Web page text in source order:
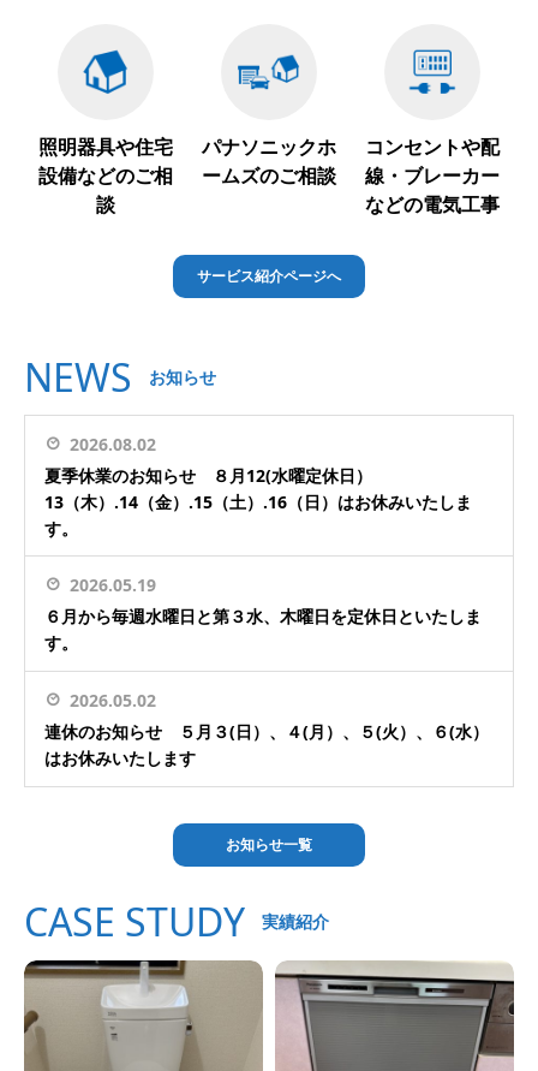
照明器具や住宅
設備などのご相
談
パナソニックホ
ームズのご相談
コンセントや配
線・ブレーカー
などの電気工事
サービス紹介ページへ
NEWS お知らせ
2026.08.02
夏季休業のお知らせ ８月12(水曜定休日）
13（木）.14（金）.15（土）.16（日）はお休みいたしま
す。
2026.05.19
６月から毎週水曜日と第３水、木曜日を定休日といたしま
す。
2026.05.02
連休のお知らせ ５月３(日）、４(月）、５(火）、６(水）
はお休みいたします
お知らせ一覧
CASE STUDY 実績紹介